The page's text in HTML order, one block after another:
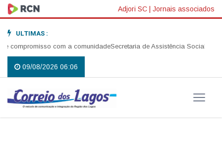
Adjori SC | Jornais associados
ULTIMAS :
com a comunidadeSecretaria de Assistência Social realiza
09/08/2026 06:06